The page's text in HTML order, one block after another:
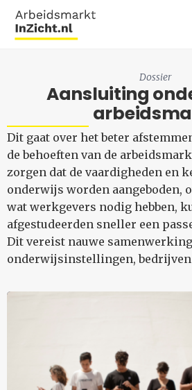
Dossier
Aansluiting
Dit gaat over het beter
de behoeften van de
zorgen dat de vaardigheden en
onderwijs worden aangeboden,
wat werkgevers nodig hebben,
afgestudeerden sneller een
Dit vereist nauwe
onderwijsinstellingen, bedrijven